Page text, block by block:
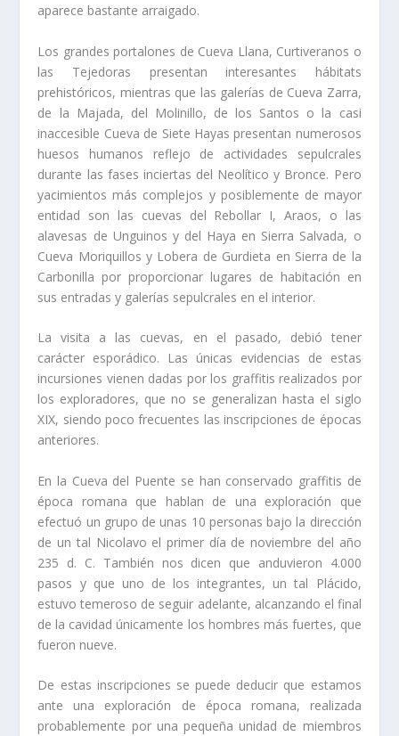
aparece bastante arraigado.
Los grandes portalones de Cueva Llana, Curtiveranos o
las Tejedoras presentan interesantes hábitats
prehistóricos, mientras que las galerí­as de Cueva Zarra,
de la Majada, del Molinillo, de los Santos o la casi
inaccesible Cueva de Siete Hayas presentan numerosos
huesos humanos reflejo de actividades sepulcrales
durante las fases inciertas del Neolí­tico y Bronce. Pero
yacimientos más complejos y posiblemente de mayor
entidad son las cuevas del Rebollar I, Araos, o las
alavesas de Unguinos y del Haya en Sierra Salvada, o
Cueva Moriquillos y Lobera de Gurdieta en Sierra de la
Carbonilla por proporcionar lugares de habitación en
sus entradas y galerí­as sepulcrales en el interior.
La visita a las cuevas, en el pasado, debió tener
carácter esporádico. Las únicas evidencias de estas
incursiones vienen dadas por los graffitis realizados por
los exploradores, que no se generalizan hasta el siglo
XIX, siendo poco frecuentes las inscripciones de épocas
anteriores.
En la Cueva del Puente se han conservado graffitis de
época romana que hablan de una exploración que
efectuó un grupo de unas 10 personas bajo la dirección
de un tal Nicolavo el primer dí­a de noviembre del año
235 d. C. También nos dicen que anduvieron 4.000
pasos y que uno de los integrantes, un tal Plácido,
estuvo temeroso de seguir adelante, alcanzando el final
de la cavidad únicamente los hombres más fuertes, que
fueron nueve.
De estas inscripciones se puede deducir que estamos
ante una exploración de época romana, realizada
probablemente por una pequeña unidad de miembros